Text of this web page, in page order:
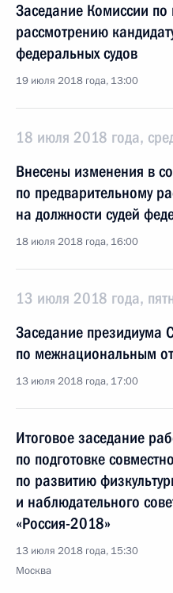
Заседание Комиссии по
рассмотрению
федеральных судов
19 июля 2018 года, 13:00
18 июля 2018 года,
Внесены изменения в
по предварительному
на должности судей
18 июля 2018 года, 16:00
13 июля 2018 года,
Заседание президиума
по межнациональным
13 июля 2018 года, 17:00
Итоговое заседание
по подготовке
по развитию
и наблюдательного
«Россия-2018»
13 июля 2018 года, 15:30
Москва